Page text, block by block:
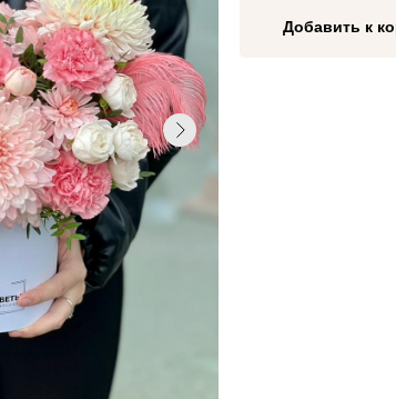
Добавить к